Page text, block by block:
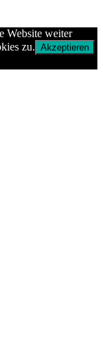
Website weiter
zu. Akzeptieren